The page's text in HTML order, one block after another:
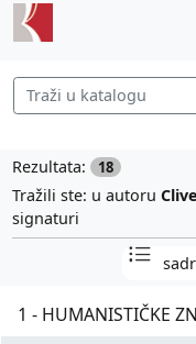
Rezultata: 18
Tražili ste: u autoru
signaturi
1 - HUMANISTIČKE